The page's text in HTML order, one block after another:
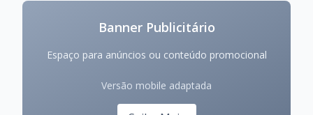
Banner Publicitário
Espaço para anúncios ou conteúdo promocional
Versão mobile adaptada